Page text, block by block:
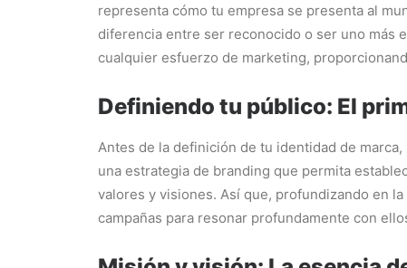
representa cómo tu empresa se presenta al
diferencia entre ser reconocido o ser uno más
cualquier esfuerzo de marketing,
Definiendo tu público: El
Antes de la definición de tu identidad de
una estrategia de branding que permita
valores y visiones. Así que, profundizando en
campañas para resonar profundamente con